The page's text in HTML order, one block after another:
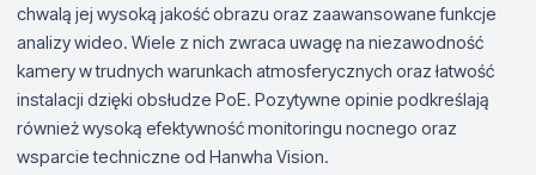
chwalą jej wysoką jakość obrazu oraz zaawansowane funkcje
analizy wideo. Wiele z nich zwraca uwagę na niezawodność
kamery w trudnych warunkach atmosferycznych oraz łatwość
instalacji dzięki obsłudze PoE. Pozytywne opinie podkreślają
również wysoką efektywność monitoringu nocnego oraz
wsparcie techniczne od Hanwha Vision.